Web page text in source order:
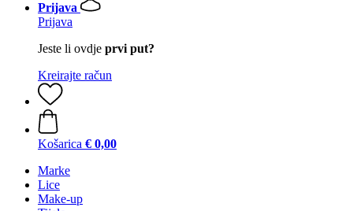
Prijava
Prijava
Jeste li ovdje prvi put?
Kreirajte račun
Košarica € 0,00
Marke
Lice
Make-up